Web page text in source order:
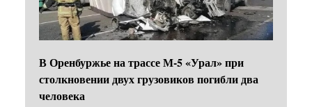
В Оренбуржье на трассе М-5 «Урал» при
столкновении двух грузовиков погибли два
человека